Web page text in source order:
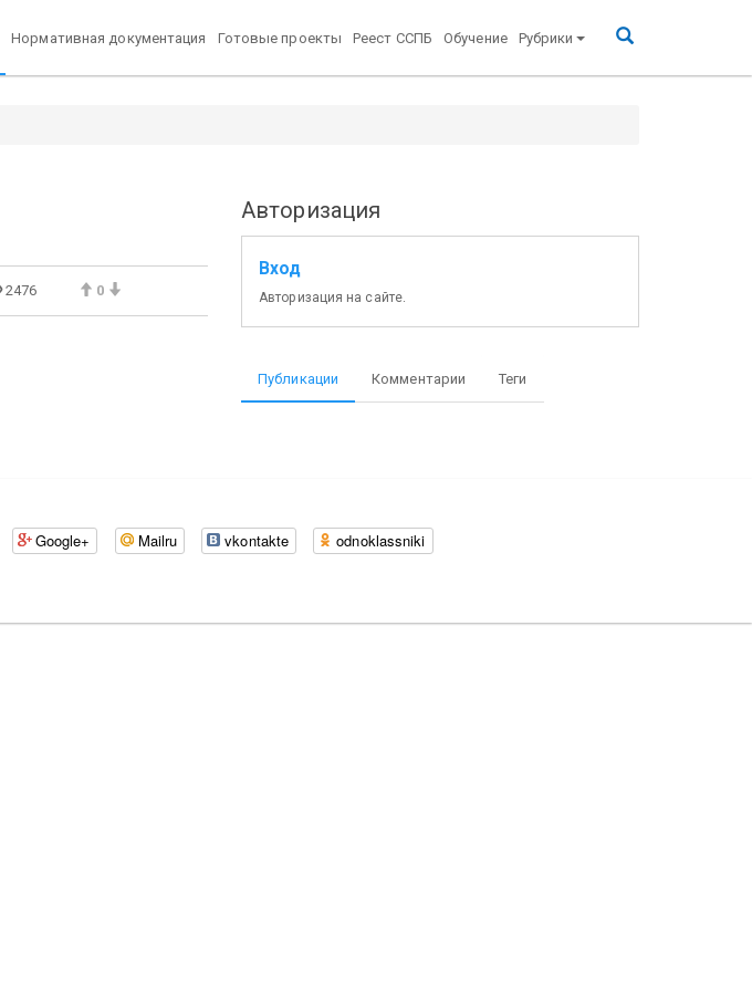
Нормативная документация Готовые проекты Реест ССПБ Обучение Рубрики
2476 0
Авторизация
Вход
Авторизация на сайте.
Публикации Комментарии Теги
Google+ Mailru vkontakte odnoklassniki